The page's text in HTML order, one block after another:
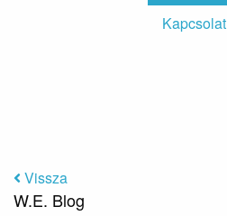
Kapcsolat
Vissza
W.E. Blog